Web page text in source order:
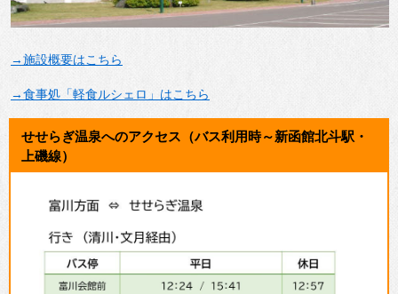
→施設概要はこちら
→食事処「軽食ルシェロ」はこちら
せせらぎ温泉へのアクセス（バス利用時～新函館北斗駅・
上磯線）